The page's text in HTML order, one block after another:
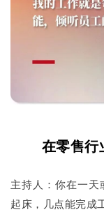
在零售行
主持人：你在一
起床，几点能完成